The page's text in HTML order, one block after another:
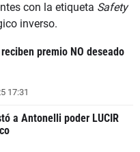
con la etiqueta Safety
inverso.
premio NO deseado
17:31
a Antonelli poder LUCIR